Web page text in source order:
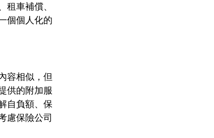
車補償、
個個人化的
容相似，但
供的附加服
自負額、保
慮保險公司